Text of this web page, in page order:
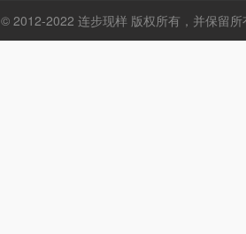
© 2012-2022 连步现样 版权所有，并保留